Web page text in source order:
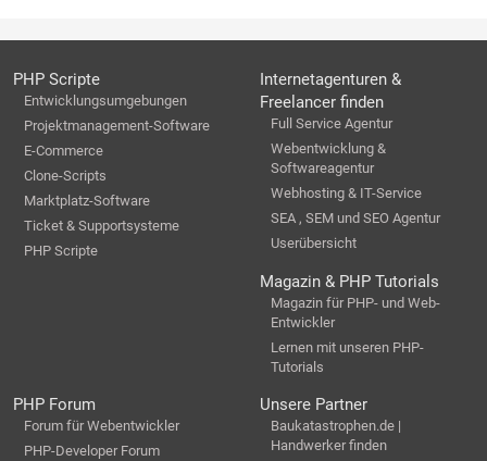
PHP Scripte
Entwicklungsumgebungen
Projektmanagement-Software
E-Commerce
Clone-Scripts
Marktplatz-Software
Ticket & Supportsysteme
PHP Scripte
Internetagenturen &
Freelancer finden
Full Service Agentur
Webentwicklung &
Softwareagentur
Webhosting & IT-Service
SEA , SEM und SEO Agentur
Userübersicht
Magazin & PHP Tutorials
Magazin für PHP- und Web-
Entwickler
Lernen mit unseren PHP-
Tutorials
PHP Forum
Forum für Webentwickler
PHP-Developer Forum
Unsere Partner
Baukatastrophen.de |
Handwerker finden